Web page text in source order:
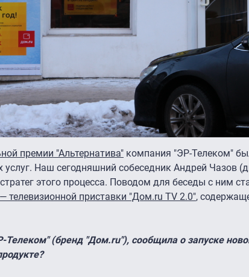
премии "Альтернатива" компания "ЭР-Телеком"
Наш сегодняшний собеседник Андрей Чазов
этого процесса. Поводом для беседы с ним
— телевизионной приставки "Дом.ru TV 2.0",
Телеком" (бренд "Дом.ru"), сообщила о запуске